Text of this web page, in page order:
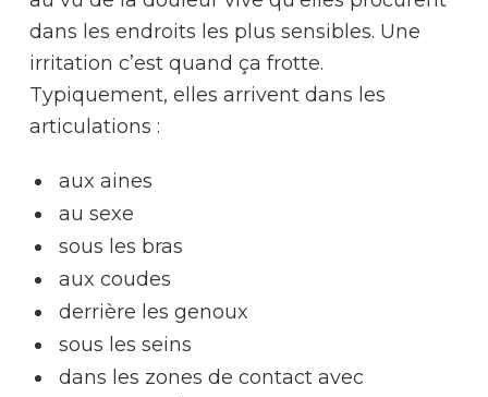
dans les endroits les plus sensibles. Une
irritation c’est quand ça frotte.
Typiquement, elles arrivent dans les
articulations :
aux aines
au sexe
sous les bras
aux coudes
derrière les genoux
sous les seins
dans les zones de contact avec